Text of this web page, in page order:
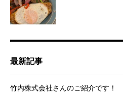
最新記事
竹内株式会社さんのご紹介です！